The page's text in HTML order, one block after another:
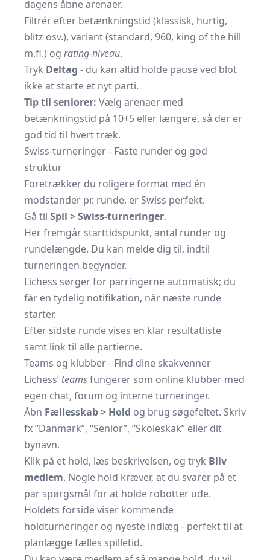
dagens åbne arenaer.
Filtrér efter betænkningstid (klassisk, hurtig,
blitz osv.), variant (standard, 960, king of the hill
m.fl.) og rating-niveau.
Tryk Deltag - du kan altid holde pause ved blot
ikke at starte et nyt parti.
Tip til seniorer: Vælg arenaer med
betænkningstid på 10+5 eller længere, så der er
god tid til hvert træk.
Swiss-turneringer - Faste runder og god
struktur
Foretrækker du roligere format med én
modstander pr. runde, er Swiss perfekt.
Gå til Spil > Swiss-turneringer.
Her fremgår starttidspunkt, antal runder og
rundelængde. Du kan melde dig til, indtil
turneringen begynder.
Lichess sørger for parringerne automatisk; du
får en tydelig notifikation, når næste runde
starter.
Efter sidste runde vises en klar resultatliste
samt link til alle partierne.
Teams og klubber - Find dine skakvenner
Lichess’ teamsfungerer som online klubber med
egen chat, forum og interne turneringer.
Åbn Fællesskab > Hold og brug søgefeltet. Skriv
fx “Danmark”, “Senior”, “Skoleskak” eller dit
bynavn.
Klik på et hold, læs beskrivelsen, og tryk Bliv
medlem. Nogle hold kræver, at du svarer på et
par spørgsmål for at holde robotter ude.
Holdets forside viser kommende
holdturneringer og nyeste indlæg - perfekt til at
planlægge fælles spilletid.